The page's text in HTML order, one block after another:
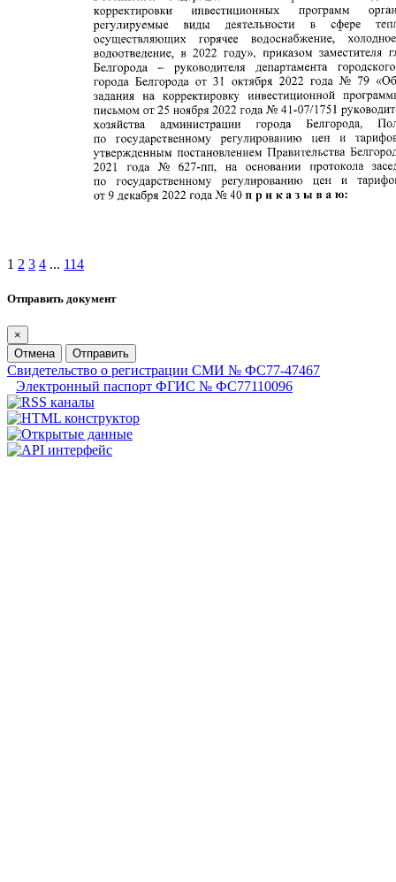
1 2 3 4 ... 114
Отправить документ
×
Отмена
Отправить
Свидетельство о регистрации СМИ № ФС77-47467
Электронный паспорт ФГИС № ФС77110096